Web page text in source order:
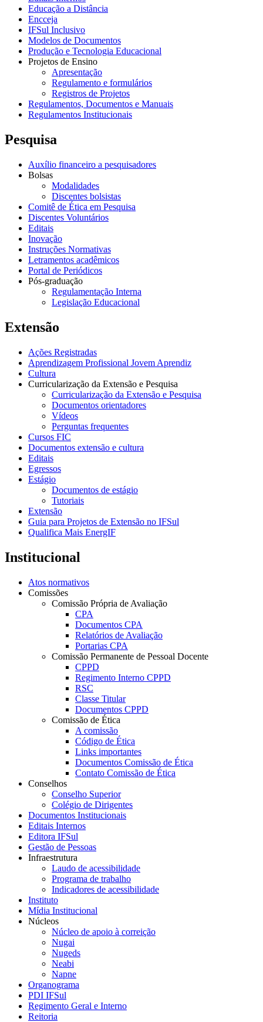
Educação a Distância
Encceja
IFSul Inclusivo
Modelos de Documentos
Produção e Tecnologia Educacional
Projetos de Ensino
Apresentação
Regulamento e formulários
Registros de Projetos
Regulamentos, Documentos e Manuais
Regulamentos Institucionais
Pesquisa
Auxílio financeiro a pesquisadores
Bolsas
Modalidades
Discentes bolsistas
Comitê de Ética em Pesquisa
Discentes Voluntários
Editais
Inovação
Instruções Normativas
Letramentos acadêmicos
Portal de Periódicos
Pós-graduação
Regulamentação Interna
Legislação Educacional
Extensão
Ações Registradas
Aprendizagem Profissional Jovem Aprendiz
Cultura
Curricularização da Extensão e Pesquisa
Curricularização da Extensão e Pesquisa
Documentos orientadores
Vídeos
Perguntas frequentes
Cursos FIC
Documentos extensão e cultura
Editais
Egressos
Estágio
Documentos de estágio
Tutoriais
Extensão
Guia para Projetos de Extensão no IFSul
Qualifica Mais EnergIF
Institucional
Atos normativos
Comissões
Comissão Própria de Avaliação
CPA
Documentos CPA
Relatórios de Avaliação
Portarias CPA
Comissão Permanente de Pessoal Docente
CPPD
Regimento Interno CPPD
RSC
Classe Titular
Documentos CPPD
Comissão de Ética
A comissão
Código de Ética
Links importantes
Documentos Comissão de Ética
Contato Comissão de Ética
Conselhos
Conselho Superior
Colégio de Dirigentes
Documentos Institucionais
Editais Internos
Editora IFSul
Gestão de Pessoas
Infraestrutura
Laudo de acessibilidade
Programa de trabalho
Indicadores de acessibilidade
Instituto
Mídia Institucional
Núcleos
Núcleo de apoio à correição
Nugai
Nugeds
Neabi
Napne
Organograma
PDI IFSul
Regimento Geral e Interno
Reitoria